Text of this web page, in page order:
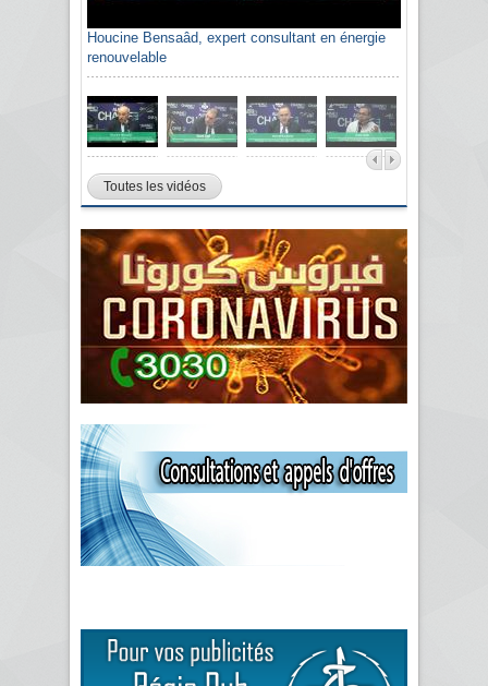
Houcine Bensaâd, expert consultant en énergie
renouvelable
Sami Agli, président de la Confédération
algérienne du patronat citoyen CAPC
Toutes les vidéos